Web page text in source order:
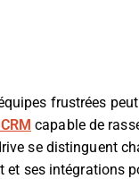
frustrées
capable de
se distinguent
ses intégrations